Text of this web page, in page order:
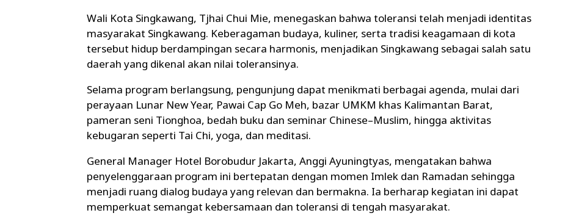
Wali Kota Singkawang, Tjhai Chui Mie, menegaskan bahwa toleransi telah menjadi identitas
masyarakat Singkawang. Keberagaman budaya, kuliner, serta tradisi keagamaan di kota
tersebut hidup berdampingan secara harmonis, menjadikan Singkawang sebagai salah satu
daerah yang dikenal akan nilai toleransinya.
Selama program berlangsung, pengunjung dapat menikmati berbagai agenda, mulai dari
perayaan Lunar New Year, Pawai Cap Go Meh, bazar UMKM khas Kalimantan Barat,
pameran seni Tionghoa, bedah buku dan seminar Chinese–Muslim, hingga aktivitas
kebugaran seperti Tai Chi, yoga, dan meditasi.
General Manager Hotel Borobudur Jakarta, Anggi Ayuningtyas, mengatakan bahwa
penyelenggaraan program ini bertepatan dengan momen Imlek dan Ramadan sehingga
menjadi ruang dialog budaya yang relevan dan bermakna. Ia berharap kegiatan ini dapat
memperkuat semangat kebersamaan dan toleransi di tengah masyarakat.